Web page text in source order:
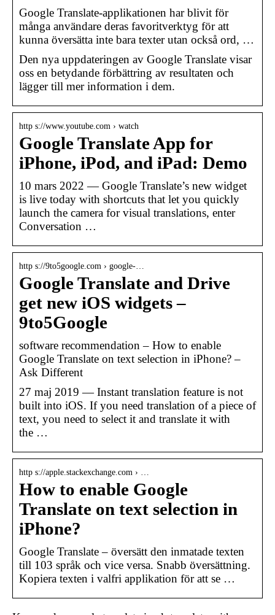
Google Translate-applikationen har blivit för
många användare deras favoritverktyg för att
kunna översätta inte bara texter utan också ord, …
Den nya uppdateringen av Google Translate visar
oss en betydande förbättring av resultaten och
lägger till mer information i dem.
http s://www.youtube.com › watch
Google Translate App for
iPhone, iPod, and iPad: Demo
10 mars 2022 — Google Translate’s new widget
is live today with shortcuts that let you quickly
launch the camera for visual translations, enter
Conversation …
http s://9to5google.com › google-…
Google Translate and Drive
get new iOS widgets –
9to5Google
software recommendation – How to enable
Google Translate on text selection in iPhone? –
Ask Different
27 maj 2019 — Instant translation feature is not
built into iOS. If you need translation of a piece of
text, you need to select it and translate it with
the …
http s://apple.stackexchange.com › …
How to enable Google
Translate on text selection in
iPhone?
Google Translate – översätt den inmatade texten
till 103 språk och vice versa. Snabb översättning.
Kopiera texten i valfri applikation för att se …